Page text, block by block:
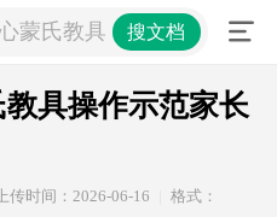
蒙氏教具操作示范家长观
搜文档
具操作示范家长
上传时间：2026-06-16
格式：